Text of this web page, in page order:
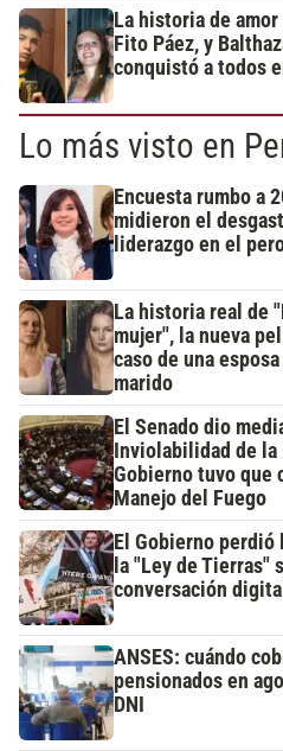
La historia de
Fito Páez, y
conquistó a todos
Lo más visto en
Encuesta rumbo a
midieron el
liderazgo en el
La historia real de
mujer", la nueva
caso de una
marido
El Senado dio
Inviolabilidad de la
Gobierno tuvo que
Manejo del Fuego
El Gobierno perdió
la "Ley de Tierras"
conversación digital
ANSES: cuándo
pensionados en
DNI